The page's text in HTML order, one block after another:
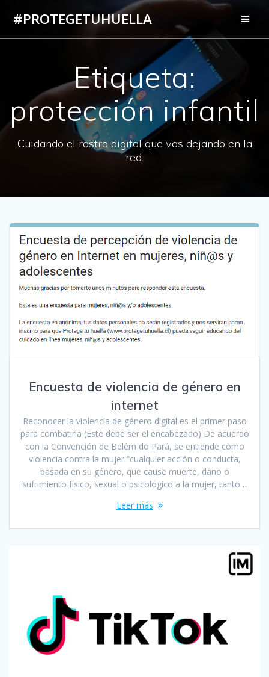
Saltar
#PROTEGETUHUELLA
Etiqueta:
protección infantil
Cuidando el rastro digital que vas dejando en la
red.
Encuesta de violencia de género en
internet
Reconocer la violencia de género digital es el primer paso
para combatirla (Este debe ser el encabezado) De acuerdo
con la Convención de Belém do Pará, se entiende como
violencia contra la mujer “cualquier acción o conducta,
basada en su género, que cause muerte, daño o
sufrimiento físico, sexual o psicológico a la mujer, tanto…
Leer más